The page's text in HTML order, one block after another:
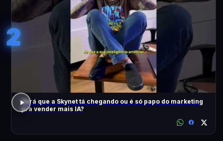
2
Será que a Skynet tá chegando ou é só papo do marketing
pra vender mais IA?